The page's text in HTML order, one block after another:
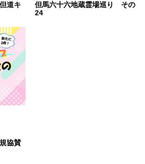
道キ
但馬六十六地蔵霊場巡り その
24
協賛